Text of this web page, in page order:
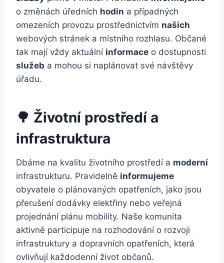
o změnách úředních hodin a případných
omezeních provozu prostřednictvím našich
webových stránek a místního rozhlasu. Občané
tak mají vždy aktuální informace o dostupnosti
služeb a mohou si naplánovat své návštěvy
úřadu.
🌳 Životní prostředí a
infrastruktura
Dbáme na kvalitu životního prostředí a moderní
infrastrukturu. Pravidelně informujeme
obyvatele o plánovaných opatřeních, jako jsou
přerušení dodávky elektřiny nebo veřejná
projednání plánu mobility. Naše komunita
aktivně participuje na rozhodování o rozvoji
infrastruktury a dopravních opatřeních, která
ovlivňují každodenní život občanů.